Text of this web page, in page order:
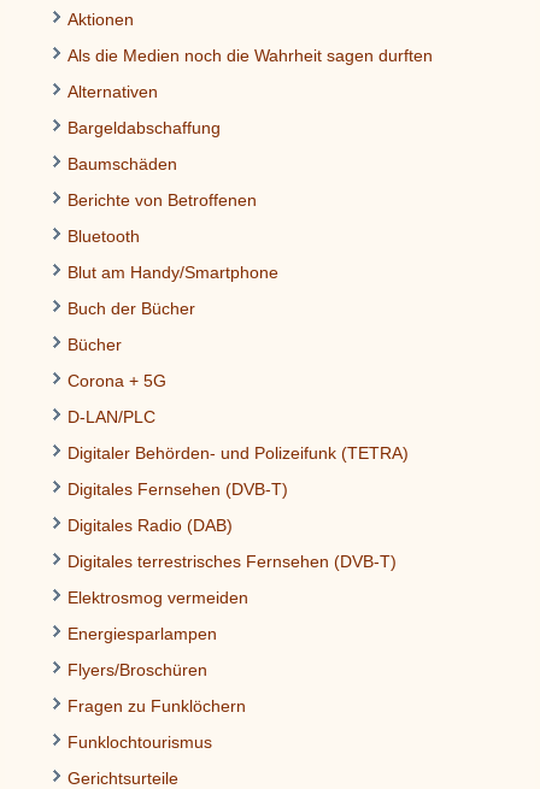
Aktionen
Als die Medien noch die Wahrheit sagen durften
Alternativen
Bargeldabschaffung
Baumschäden
Berichte von Betroffenen
Bluetooth
Blut am Handy/Smartphone
Buch der Bücher
Bücher
Corona + 5G
D-LAN/PLC
Digitaler Behörden- und Polizeifunk (TETRA)
Digitales Fernsehen (DVB-T)
Digitales Radio (DAB)
Digitales terrestrisches Fernsehen (DVB-T)
Elektrosmog vermeiden
Energiesparlampen
Flyers/Broschüren
Fragen zu Funklöchern
Funklochtourismus
Gerichtsurteile